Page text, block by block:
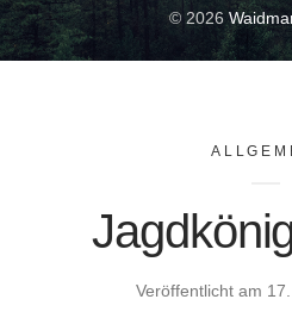
© 2026
Veröffentlicht am